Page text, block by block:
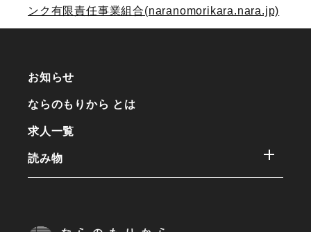
ンク有限責任事業組合(naranomorikara.nara.jp)
お知らせ
ならのもりから とは
求人一覧
読み物